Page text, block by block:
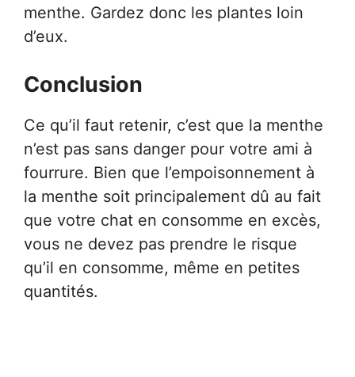
menthe. Gardez donc les plantes loin
d’eux.
Conclusion
Ce qu’il faut retenir, c’est que la menthe
n’est pas sans danger pour votre ami à
fourrure. Bien que l’empoisonnement à
la menthe soit principalement dû au fait
que votre chat en consomme en excès,
vous ne devez pas prendre le risque
qu’il en consomme, même en petites
quantités.